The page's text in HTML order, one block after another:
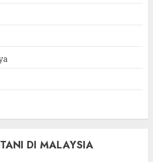
DI MALAYSIA